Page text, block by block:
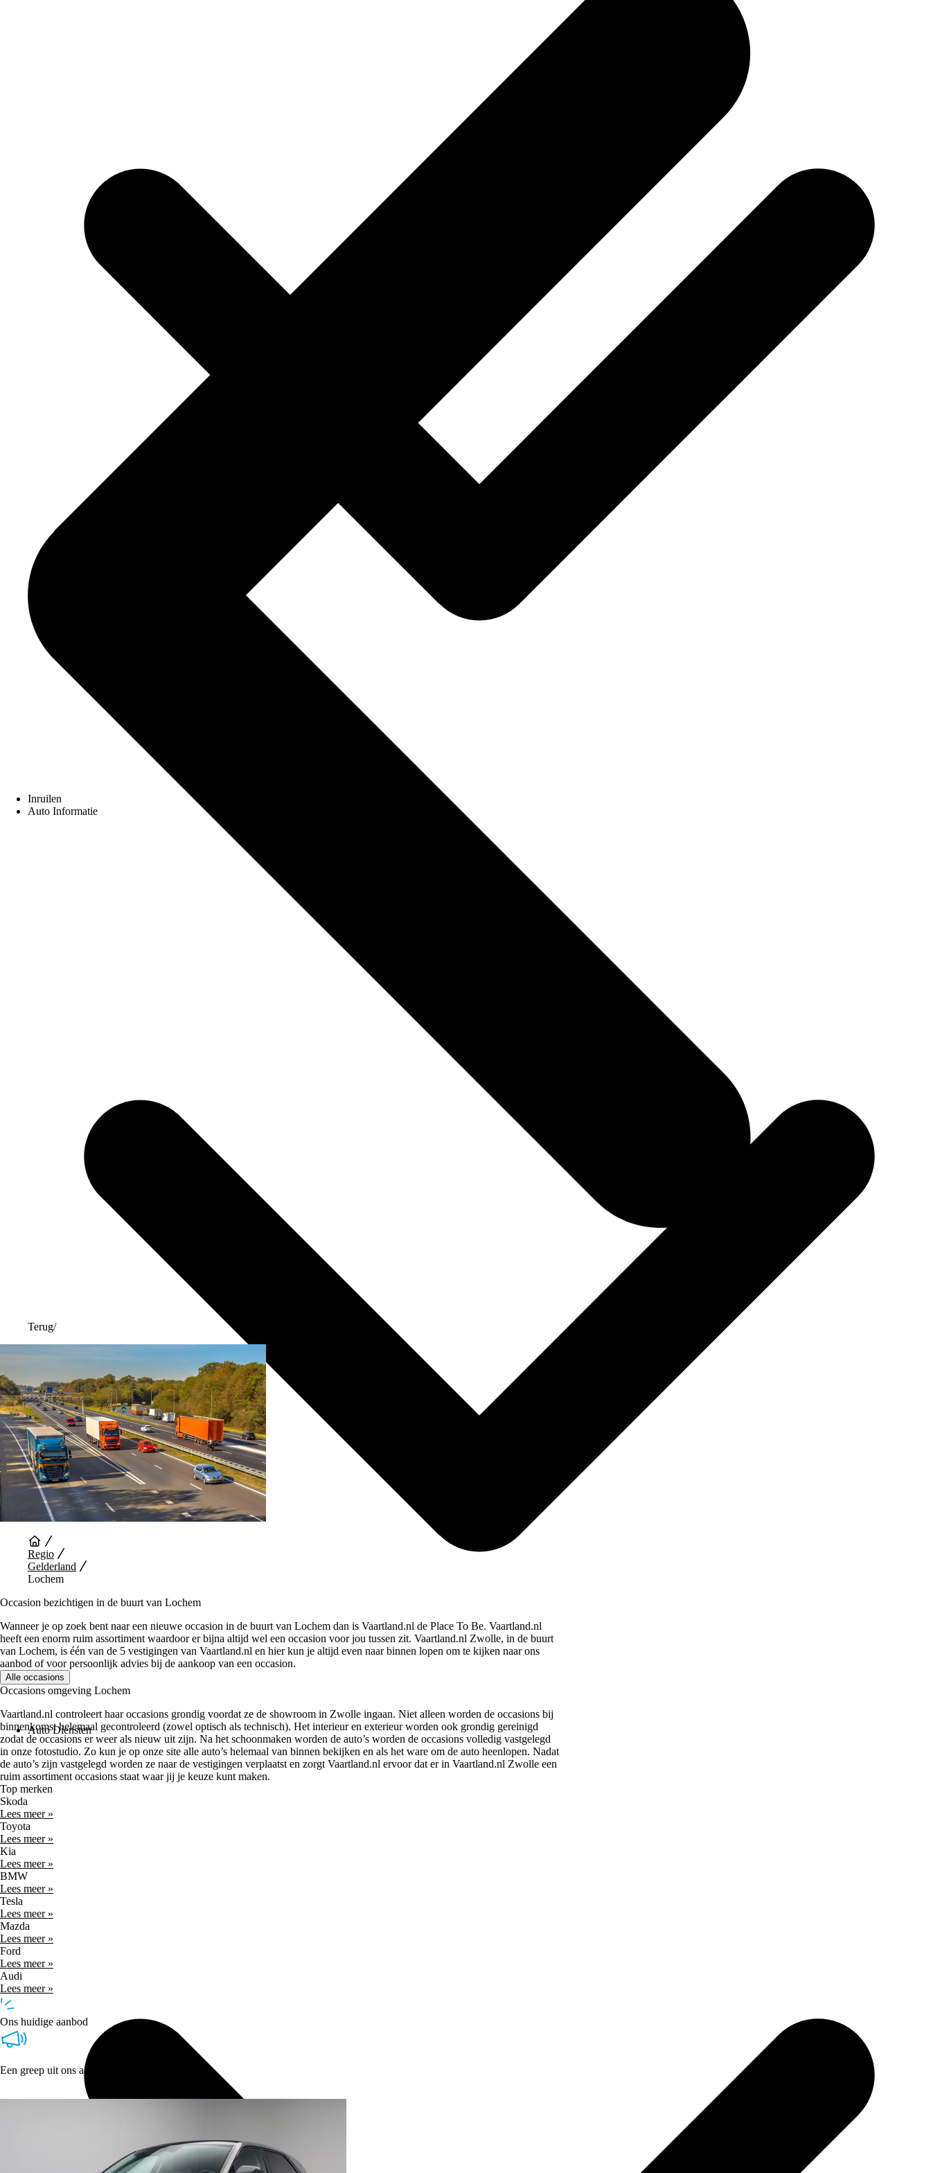
Inruilen
Auto Informatie
Auto Diensten
Terug/
Regio
Gelderland
Lochem
Occasion bezichtigen in de buurt van Lochem
Wanneer je op zoek bent naar een nieuwe occasion in de buurt van Lochem dan is Vaartland.nl de Place To Be. Vaartland.nl
heeft een enorm ruim assortiment waardoor er bijna altijd wel een occasion voor jou tussen zit. Vaartland.nl Zwolle, in de buurt
van Lochem, is één van de 5 vestigingen van Vaartland.nl en hier kun je altijd even naar binnen lopen om te kijken naar ons
aanbod of voor persoonlijk advies bij de aankoop van een occasion.
Alle occasions
Occasions omgeving Lochem
Vaartland.nl controleert haar occasions grondig voordat ze de showroom in Zwolle ingaan. Niet alleen worden de occasions bij
binnenkomst helemaal gecontroleerd (zowel optisch als technisch). Het interieur en exterieur worden ook grondig gereinigd
zodat de occasions er weer als nieuw uit zijn. Na het schoonmaken worden de auto’s worden de occasions volledig vastgelegd
in onze fotostudio. Zo kun je op onze site alle auto’s helemaal van binnen bekijken en als het ware om de auto heenlopen. Nadat
de auto’s zijn vastgelegd worden ze naar de vestigingen verplaatst en zorgt Vaartland.nl ervoor dat er in Vaartland.nl Zwolle een
ruim assortiment occasions staat waar jij je keuze kunt maken.
Top merken
Skoda
Lees meer »
Toyota
Lees meer »
Kia
Lees meer »
BMW
Lees meer »
Tesla
Lees meer »
Mazda
Lees meer »
Ford
Lees meer »
Audi
Lees meer »
Ons huidige aanbod
Een greep uit ons aanbod